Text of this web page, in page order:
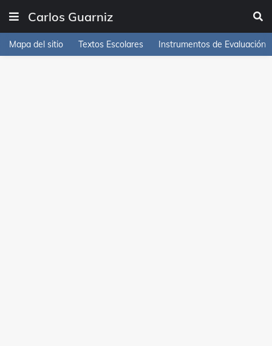
Carlos Guarniz
Mapa del sitio Textos Escolares Instrumentos de Evaluación